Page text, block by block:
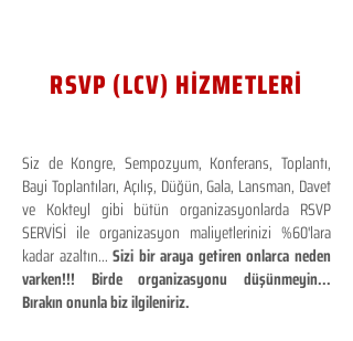
RSVP (LCV) HİZMETLERİ
Siz de Kongre, Sempozyum, Konferans, Toplantı,
Bayi Toplantıları, Açılış, Düğün, Gala, Lansman, Davet
ve Kokteyl gibi bütün organizasyonlarda RSVP
SERVİSİ ile organizasyon maliyetlerinizi %60'lara
kadar azaltın...Sizi bir araya getiren onlarca neden
varken!!! Birde organizasyonu düşünmeyin...
Bırakın onunla biz ilgileniriz.